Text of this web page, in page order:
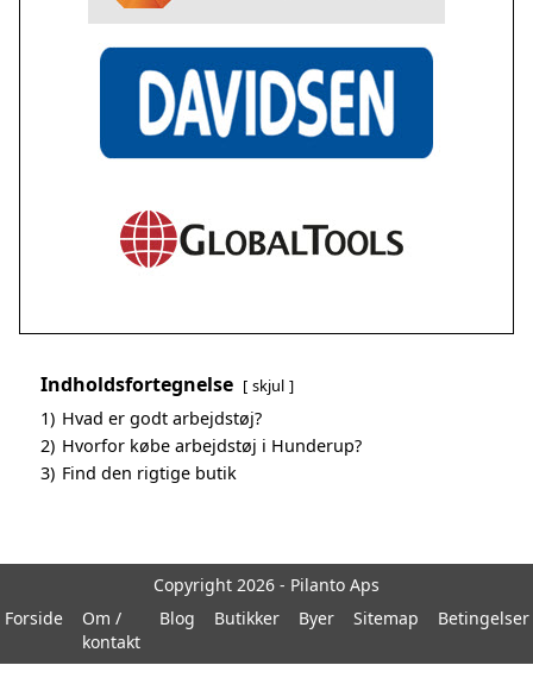
Indholdsfortegnelse skjul
1) Hvad er godt arbejdstøj?
2) Hvorfor købe arbejdstøj i Hunderup?
3) Find den rigtige butik
Copyright 2026 - Pilanto Aps
Forside
Om /
kontakt
Blog Butikker Byer Sitemap Betingelser